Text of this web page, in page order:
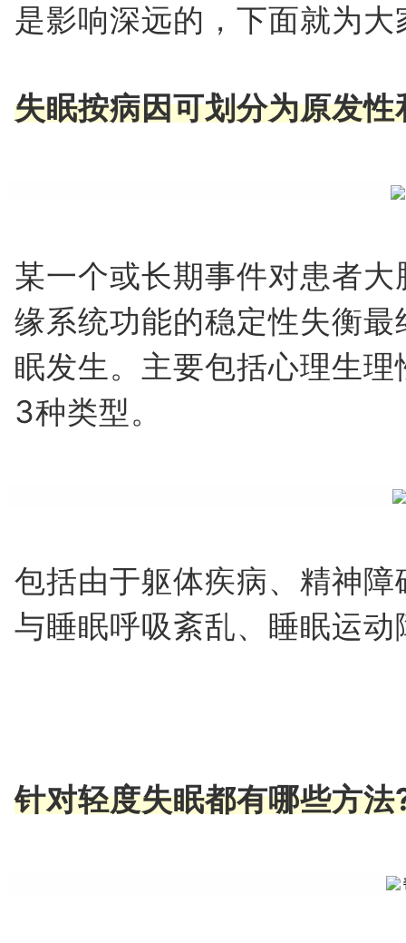
是影响深远的，下面就为
失眠按病因可划分为原发
某一个或长期事件对患者
缘系统功能的稳定性失衡
眠发生。主要包括心理生
3种类型。
包括由于躯体疾病、精神
与睡眠呼吸紊乱、睡眠运
针对轻度失眠都有哪些方